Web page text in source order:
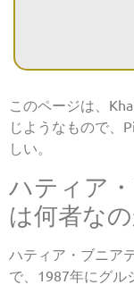
このページは、
じようなもので、
しい。
ハティア
は何者な
ハティア・ブニア
で、1987年にグル